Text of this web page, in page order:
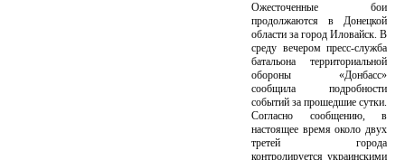
Ожесточенные бои
продолжаются в Донецкой
области за город Иловайск. В
среду вечером пресс-служба
батальона территориальной
обороны «Донбасс»
сообщила подробности
событий за прошедшие сутки.
Согласно сообщению, в
настоящее время около двух
третей города
контролируется украинскими